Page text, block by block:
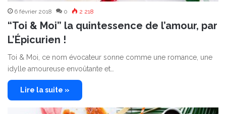
6 février 2018 0 2 218
“Toi & Moi” la quintessence de l’amour, par
L’Épicurien !
Toi & Moi, ce nom évocateur sonne comme une romance, une
idylle amoureuse envoûtante et…
Lire la suite »